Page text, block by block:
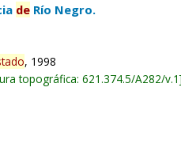
de Río Negro.
, 1998
topográfica:621.374.5/A282/v.1